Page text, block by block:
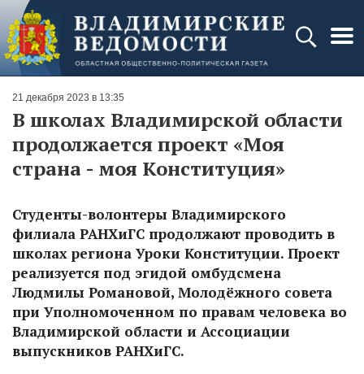
21 декабря 2023 в 13:35
В школах Владимирской области
продолжается проект «Моя
страна - моя Конституция»
Студенты-волонтеры Владимирского
филиала РАНХиГС продолжают проводить в
школах региона Уроки Конституции. Проект
реализуется под эгидой омбудсмена
Людмилы Романовой, Молодёжного совета
при Уполномоченном по правам человека во
Владимирской области и Ассоциации
выпускников РАНХиГС.